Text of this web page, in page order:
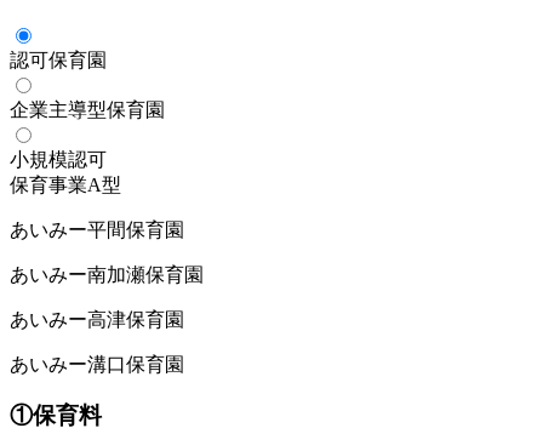
認可保育園
企業主導型保育園
小規模認可
保育事業A型
あいみー平間保育園
あいみー南加瀬保育園
あいみー高津保育園
あいみー溝口保育園
①保育料